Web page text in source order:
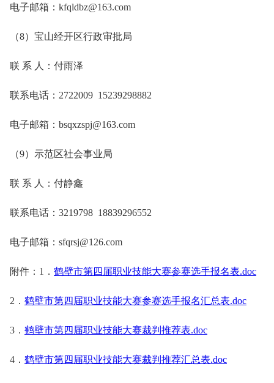
电子邮箱：kfqldbz@163.com
（8）宝山经开区行政审批局
联 系 人：付雨泽
联系电话：2722009 15239298882
电子邮箱：bsqxzspj@163.com
（9）示范区社会事业局
联 系 人：付静鑫
联系电话：3219798 18839296552
电子邮箱：sfqrsj@126.com
附件：1． 鹤壁市第四届职业技能大赛参赛选手报名表.doc
2． 鹤壁市第四届职业技能大赛参赛选手报名汇总表.doc
3． 鹤壁市第四届职业技能大赛裁判推荐表.doc
4． 鹤壁市第四届职业技能大赛裁判推荐汇总表.doc